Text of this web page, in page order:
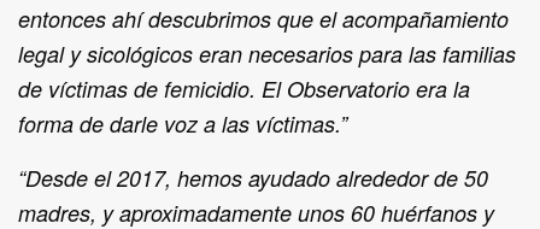
entonces ahí descubrimos que el acompañamiento
legal y sicológicos eran necesarios para las familias
de víctimas de femicidio. El Observatorio era la
forma de darle voz a las víctimas.”
“Desde el 2017, hemos ayudado alrededor de 50
madres, y aproximadamente unos 60 huérfanos y